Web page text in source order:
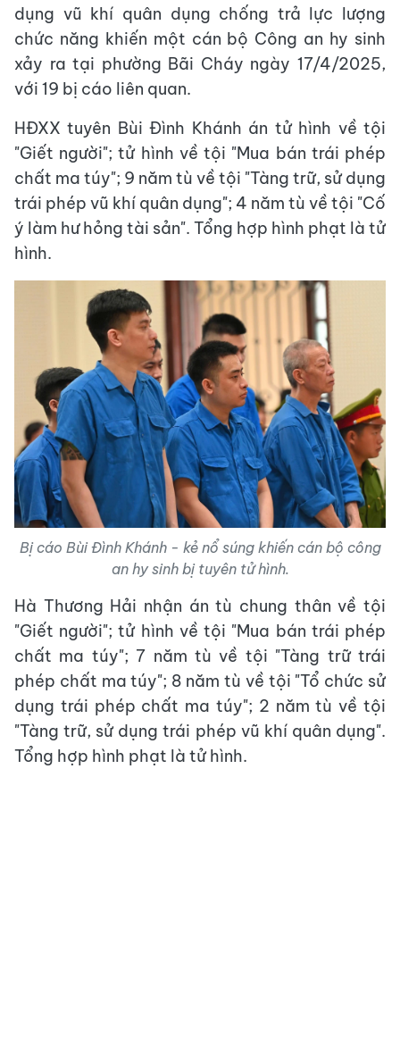
dụng vũ khí quân dụng chống trả lực lượng
chức năng khiến một cán bộ Công an hy sinh
xảy ra tại phường Bãi Cháy ngày 17/4/2025,
với 19 bị cáo liên quan.
HĐXX tuyên Bùi Đình Khánh án tử hình về tội
"Giết người"; tử hình về tội "Mua bán trái phép
chất ma túy"; 9 năm tù về tội "Tàng trữ, sử dụng
trái phép vũ khí quân dụng"; 4 năm tù về tội "Cố
ý làm hư hỏng tài sản". Tổng hợp hình phạt là tử
hình.
Bị cáo Bùi Đình Khánh - kẻ nổ súng khiến cán bộ công
an hy sinh bị tuyên tử hình.
Hà Thương Hải nhận án tù chung thân về tội
"Giết người"; tử hình về tội "Mua bán trái phép
chất ma túy"; 7 năm tù về tội "Tàng trữ trái
phép chất ma túy"; 8 năm tù về tội "Tổ chức sử
dụng trái phép chất ma túy"; 2 năm tù về tội
"Tàng trữ, sử dụng trái phép vũ khí quân dụng".
Tổng hợp hình phạt là tử hình.